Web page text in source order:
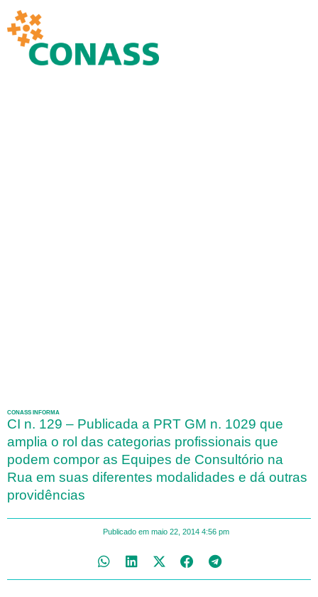
CONASS INFORMA
CI n. 129 – Publicada a PRT GM n. 1029 que
amplia o rol das categorias profissionais que
podem compor as Equipes de Consultório na
Rua em suas diferentes modalidades e dá outras
providências
Publicado em maio 22, 2014 4:56 pm